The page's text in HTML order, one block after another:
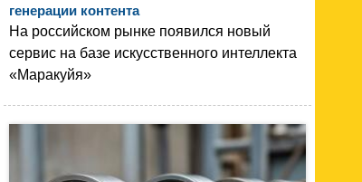
генерации контента
На российском рынке появился новый
сервис на базе искусственного интеллекта
«Маракуйя»